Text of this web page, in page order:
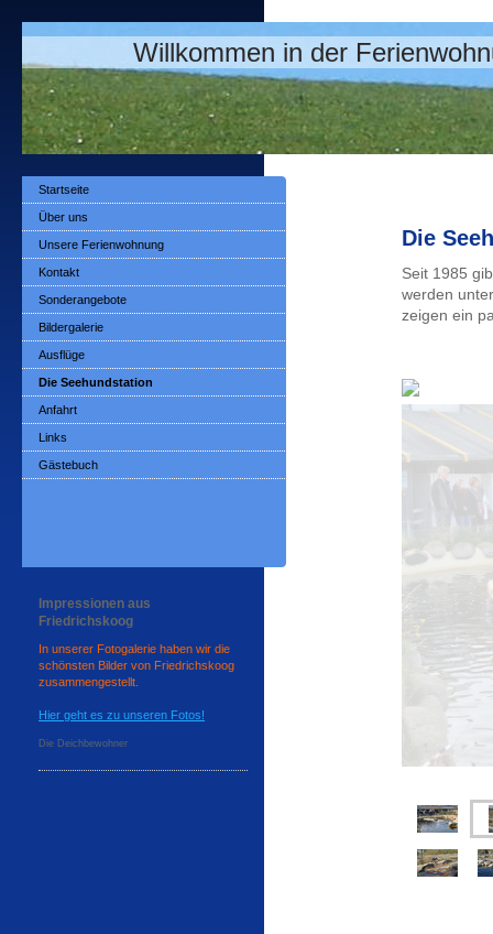
Willkommen in der
Die
Seit 1985
werden
zeigen ein
Startseite
Über uns
Unsere Ferienwohnung
Kontakt
Sonderangebote
Bildergalerie
Ausflüge
Die Seehundstation
Anfahrt
Links
Gästebuch
Impressionen aus
Friedrichskoog
In unserer Fotogalerie haben wir die
schönsten Bilder von Friedrichskoog
zusammengestellt.
Hier geht es zu unseren Fotos!
Die Deichbewohner